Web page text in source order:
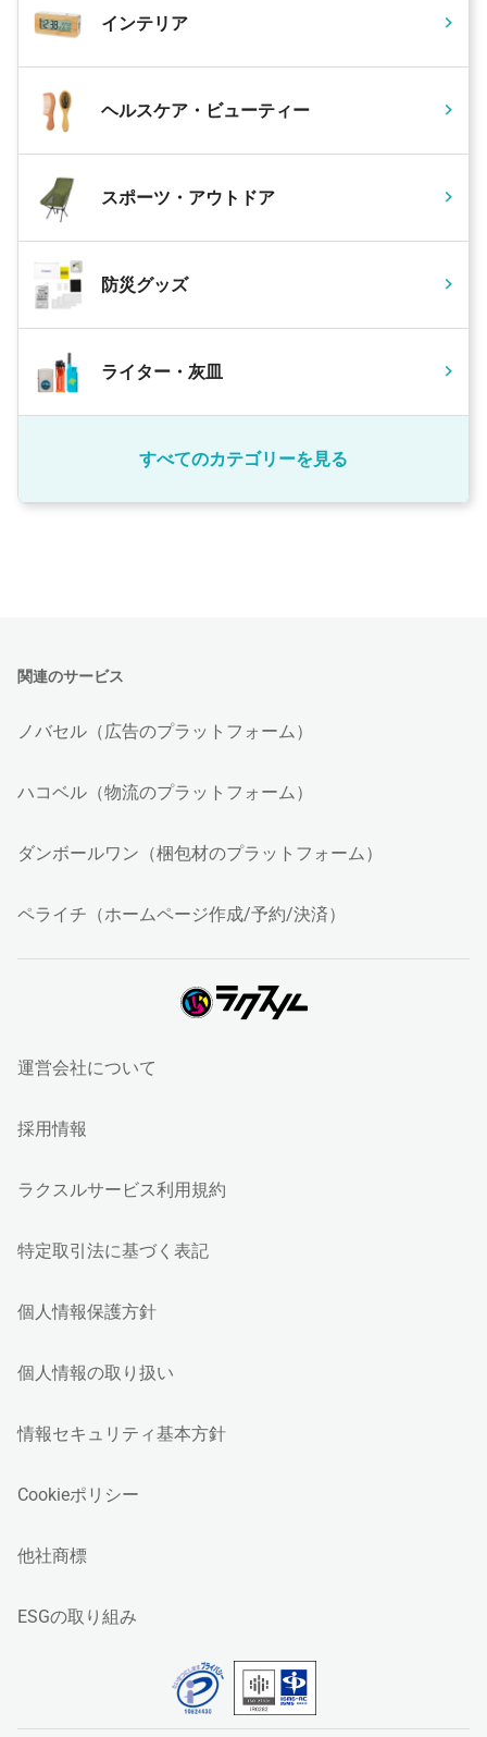
インテリア
ヘルスケア・ビューティー
スポーツ・アウトドア
防災グッズ
ライター・灰皿
すべてのカテゴリーを見る
関連のサービス
ノバセル（広告のプラットフォーム）
ハコベル（物流のプラットフォーム）
ダンボールワン（梱包材のプラットフォーム）
ペライチ（ホームページ作成/予約/決済）
運営会社について
採用情報
ラクスルサービス利用規約
特定取引法に基づく表記
個人情報保護方針
個人情報の取り扱い
情報セキュリティ基本方針
Cookieポリシー
他社商標
ESGの取り組み